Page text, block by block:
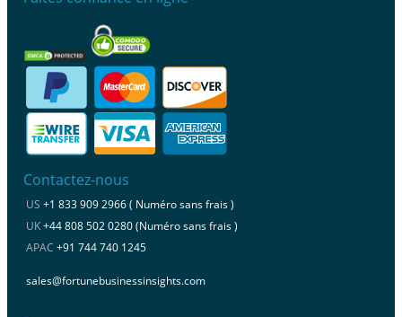
Contactez-nous
US +1 833 909 2966 ( Numéro sans frais )
UK+44 808 502 0280 (Numéro sans frais )
APAC +91 744 740 1245
sales@fortunebusinessinsights.com